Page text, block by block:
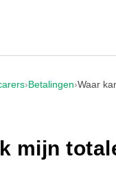
›Betalingen›Waar
mijn